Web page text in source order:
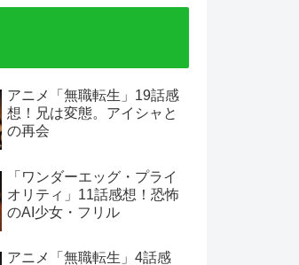
アニメ「無職転生」19話感
想！兄は変態。アイシャと
の再会
「ワンダーエッグ・プライ
オリティ」11話感想！恐怖
のAI少女・フリル
アニメ「無職転生」4話感